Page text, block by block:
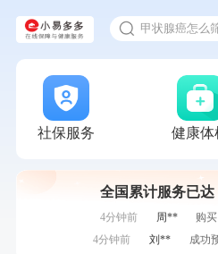
甲状腺癌怎么
社保服务 健康体
全国累计服务已达
刚刚
张**
成功
刚刚
张**
成功
刚刚
购买了联
购买了联
购买
2分钟前
林**
购买了
4分钟前
周**
购
4分钟前
刘**
成功